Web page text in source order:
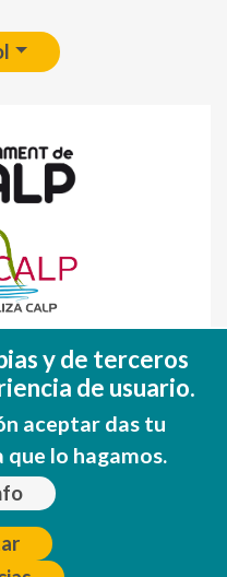
EUROPA
y de terceros
de usuario.
aceptar das tu
lo hagamos.